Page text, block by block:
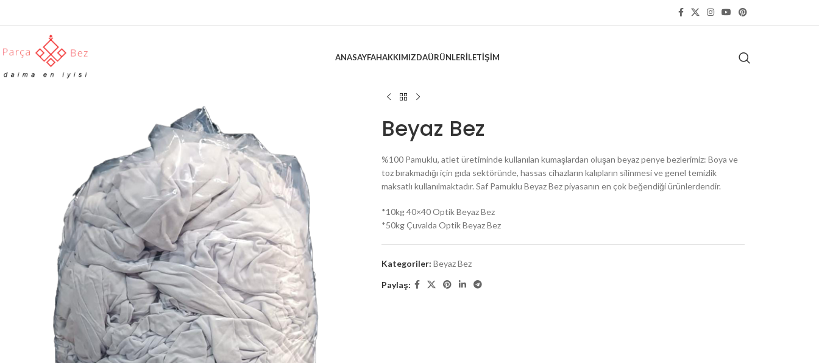
ANASAYFAHAKKIMIZDAÜRÜNLERİLETIŞIM
Beyaz Bez
%100 Pamuklu, atlet üretiminde kullanılan kumaşlardan oluşan beyaz penye bezlerimiz: Boya ve
toz bırakmadığı için gıda sektöründe, hassas cihazların kalıpların silinmesi ve genel temizlik
maksatlı kullanılmaktadır. Saf Pamuklu Beyaz Bez piyasanın en çok beğendiği ürünlerdendir.
*10kg 40×40 Optik Beyaz Bez
*50kg Çuvalda Optik Beyaz Bez
Kategoriler: Beyaz Bez
Paylaş: